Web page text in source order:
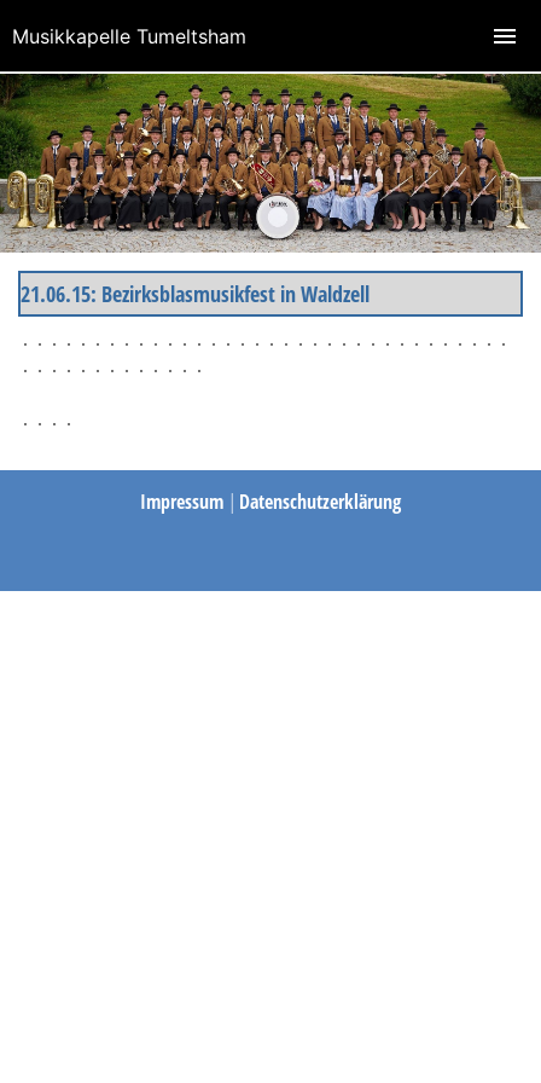
21.06.15: Bezirksblasmusikfest in Waldzell
Impressum | Datenschutzerklärung
Musikkapelle Tumeltsham